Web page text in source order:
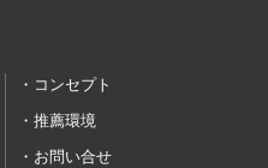
コンセプト
推薦環境
お問い合せ